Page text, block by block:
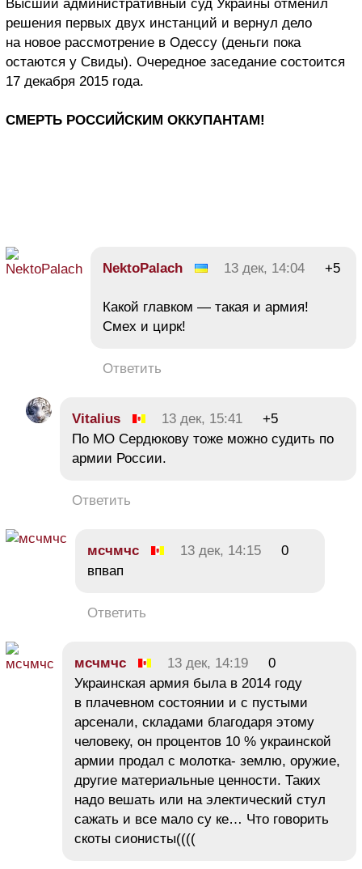
Высший административный суд Украины отменил
решения первых двух инстанций и вернул дело
на новое рассмотрение в Одессу (деньги пока
остаются у Свиды). Очередное заседание состоится
17 декабря 2015 года.
СМЕРТЬ РОССИЙСКИМ ОККУПАНТАМ!
NektoPalach 13 дек, 14:04 +5
Какой главком — такая и армия!
Смех и цирк!
Ответить
Vitalius 13 дек, 15:41
+5
По МО Сердюкову тоже можно судить по
армии России.
Ответить
мсчмчс 13 дек, 14:15
0
впвап
Ответить
мсчмчс 13 дек, 14:19
0
Украинская армия была в 2014 году
в плачевном состоянии и с пустыми
арсенали, складами благодаря этому
человеку, он процентов 10 % украинской
армии продал с молотка- землю, оружие,
другие материальные ценности. Таких
надо вешать или на электический стул
сажать и все мало су ке… Что говорить
скоты сионисты((((